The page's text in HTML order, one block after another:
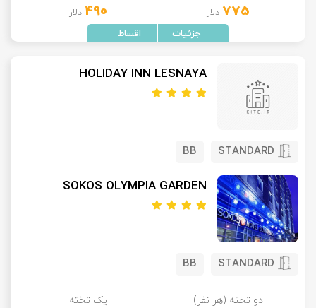
775 دلار 490 دلار
HOLIDAY INN LESNAYA
STANDARD
BB
SOKOS OLYMPIA GARDEN
STANDARD
BB
دو تخته (هر نفر) یک تخته
تور مرداب هسل
تور ترکمن صحرا
تور آفرود